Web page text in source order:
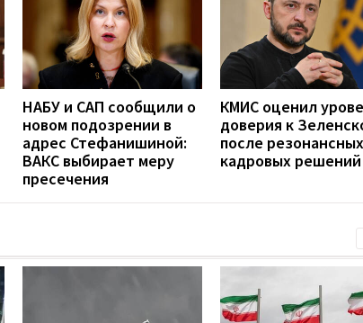
НАБУ и САП сообщили о
новом подозрении в
адрес Стефанишиной:
ВАКС выбирает меру
пресечения
КМИС оценил
доверия к
после резонансных
кадровых решений